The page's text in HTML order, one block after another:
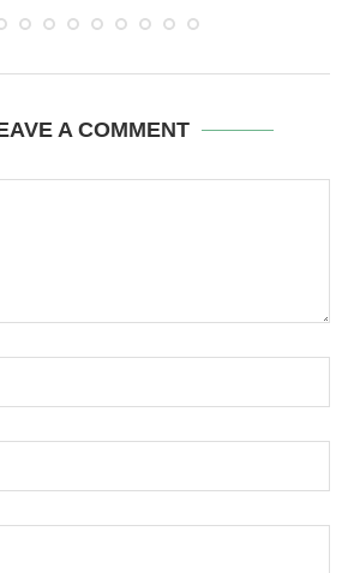
A COMMENT